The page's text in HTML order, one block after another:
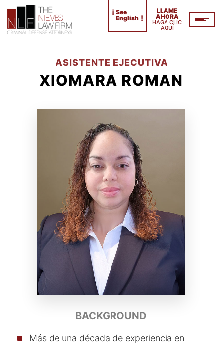
¡ See
English !
LLAME
AHORA
HAGA CLIC
AQUÍ
ASISTENTE EJECUTIVA
XIOMARA ROMAN
BACKGROUND
Más de una década de experiencia en